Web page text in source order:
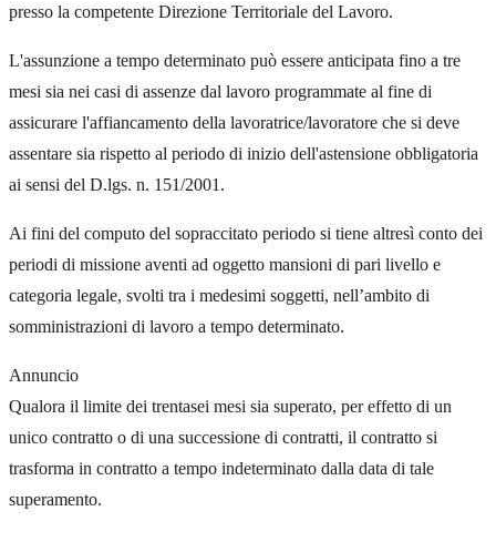
presso la competente Direzione Territoriale del Lavoro.
L'assunzione a tempo determinato può essere anticipata fino a tre
mesi sia nei casi di assenze dal lavoro programmate al fine di
assicurare l'affiancamento della lavoratrice/lavoratore che si deve
assentare sia rispetto al periodo di inizio dell'astensione obbligatoria
ai sensi del D.lgs. n. 151/2001.
Ai fini del computo del sopraccitato periodo si tiene altresì conto dei
periodi di missione aventi ad oggetto mansioni di pari livello e
categoria legale, svolti tra i medesimi soggetti, nell’ambito di
somministrazioni di lavoro a tempo determinato.
Annuncio
Qualora il limite dei trentasei mesi sia superato, per effetto di un
unico contratto o di una successione di contratti, il contratto si
trasforma in contratto a tempo indeterminato dalla data di tale
superamento.